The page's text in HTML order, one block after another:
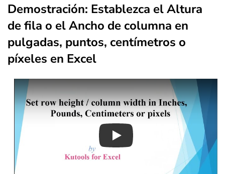
Demostración: Establezca el Altura
de fila o el Ancho de columna en
pulgadas, puntos, centímetros o
píxeles en Excel
Play